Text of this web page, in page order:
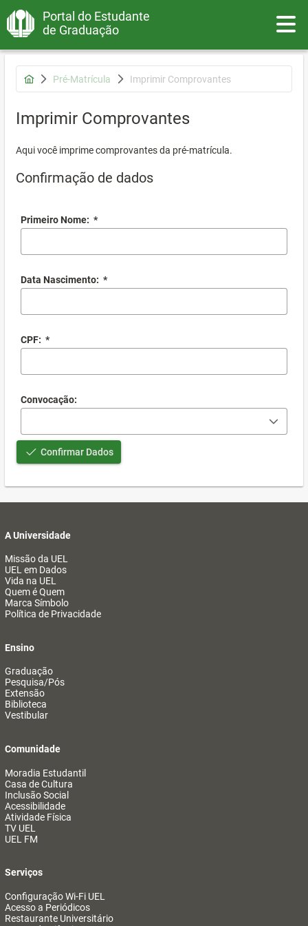
Portal do Estudante
de Graduação
Pré-Matrícula Imprimir Comprovantes
Imprimir Comprovantes
Aqui você imprime comprovantes da pré-matrícula.
Confirmação de dados
Primeiro Nome: *
Data Nascimento: *
CPF: *
Convocação:
Confirmar Dados
A Universidade
Missão da UEL
UEL em Dados
Vida na UEL
Quem é Quem
Marca Símbolo
Política de Privacidade
Ensino
Graduação
Pesquisa/Pós
Extensão
Biblioteca
Vestibular
Comunidade
Moradia Estudantil
Casa de Cultura
Inclusão Social
Acessibilidade
Atividade Física
TV UEL
UEL FM
Serviços
Configuração Wi-Fi UEL
Acesso a Periódicos
Restaurante Universitário